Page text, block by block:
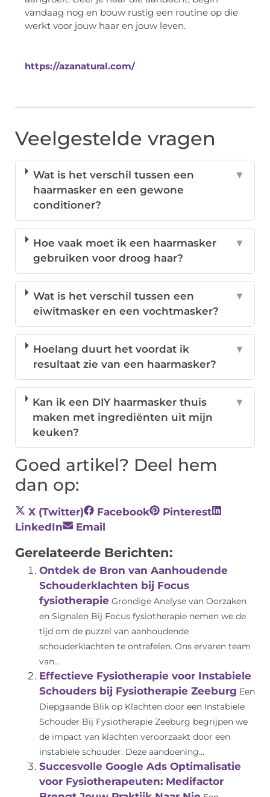
vandaag nog en bouw rustig een routine op die
werkt voor jouw haar en jouw leven.
https://azanatural.com/
Veelgestelde vragen
Wat is het verschil tussen een
haarmasker en een gewone
conditioner?
▼
Hoe vaak moet ik een haarmasker
gebruiken voor droog haar?
▼
Wat is het verschil tussen een
eiwitmasker en een vochtmasker?
▼
Hoelang duurt het voordat ik
resultaat zie van een haarmasker?
▼
Kan ik een DIY haarmasker thuis
maken met ingrediënten uit mijn
keuken?
▼
Goed artikel? Deel hem
dan op:
X (Twitter) Facebook
Pinterest
LinkedIn
Email
Gerelateerde Berichten:
Ontdek de Bron van Aanhoudende
Schouderklachten bij Focus
fysiotherapie Grondige Analyse van Oorzaken
en Signalen Bij Focus fysiotherapie nemen we de
tijd om de puzzel van aanhoudende
schouderklachten te ontrafelen. Ons ervaren team
van...
Effectieve Fysiotherapie voor Instabiele
Schouders bij Fysiotherapie Zeeburg Een
Diepgaande Blik op Klachten door een Instabiele
Schouder Bij Fysiotherapie Zeeburg begrijpen we
de impact van klachten veroorzaakt door een
instabiele schouder. Deze aandoening...
Succesvolle Google Ads Optimalisatie
voor Fysiotherapeuten: Medifactor